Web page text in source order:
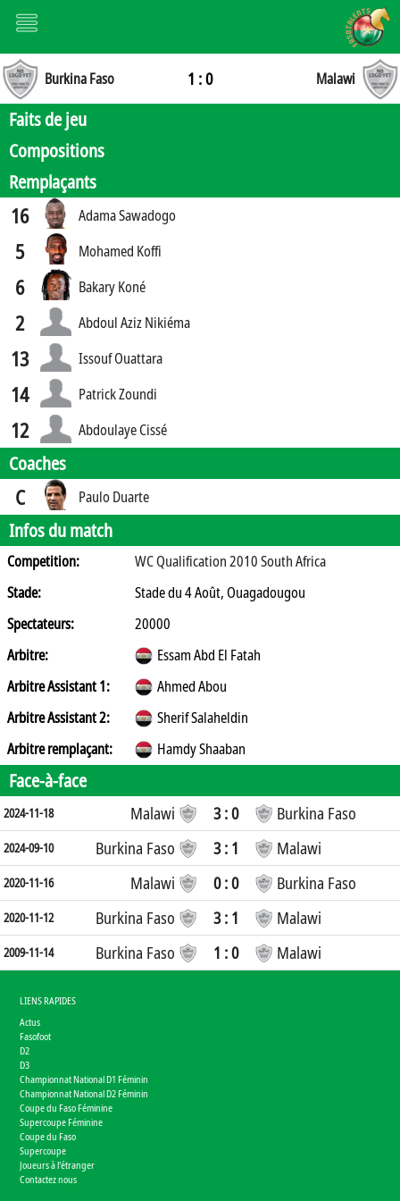
Burkina Faso 1 : 0 Malawi
Faits de jeu
Compositions
Remplaçants
16 Adama Sawadogo
5 Mohamed Koffi
6 Bakary Koné
2 Abdoul Aziz Nikiéma
13 Issouf Ouattara
14 Patrick Zoundi
12 Abdoulaye Cissé
Coaches
C Paulo Duarte
Infos du match
Competition:
WC Qualification 2010 South Africa
Stade:
Stade du 4 Août, Ouagadougou
Spectateurs:
20000
Arbitre:
Essam Abd El Fatah
Arbitre Assistant 1:
Ahmed Abou
Arbitre Assistant 2:
Sherif Salaheldin
Arbitre remplaçant:
Hamdy Shaaban
Face-à-face
2024-11-18 Malawi 3 : 0 Burkina Faso
2024-09-10 Burkina Faso 3 : 1 Malawi
2020-11-16 Malawi 0 : 0 Burkina Faso
2020-11-12 Burkina Faso 3 : 1 Malawi
2009-11-14 Burkina Faso 1 : 0 Malawi
LIENS RAPIDES
Actus
Fasofoot
D2
D3
Championnat National D1 Féminin
Championnat National D2 Féminin
Coupe du Faso Féminine
Supercoupe Féminine
Coupe du Faso
Supercoupe
Joueurs à l'étranger
Contactez nous